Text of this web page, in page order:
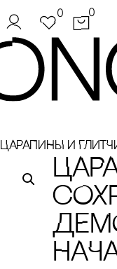
0 0
ЦАРАПИНЫ И